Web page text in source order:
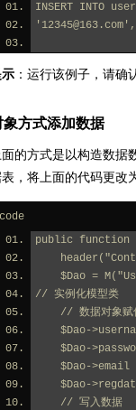
INSERT INTO
：运行该例子，请
象方式添加数据
的方式是以构造数据
，将上面的代码更改
code
public
$Dao =
// 实例化模型类
// 数据对象
$Dao-
$Dao-
$Dao-
$Dao-
    // 写入数据